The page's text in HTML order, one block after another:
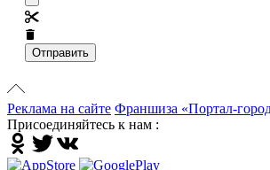
Отправить
Реклама на сайте Франшиза «Портал-
Присоединяйтесь к нам :